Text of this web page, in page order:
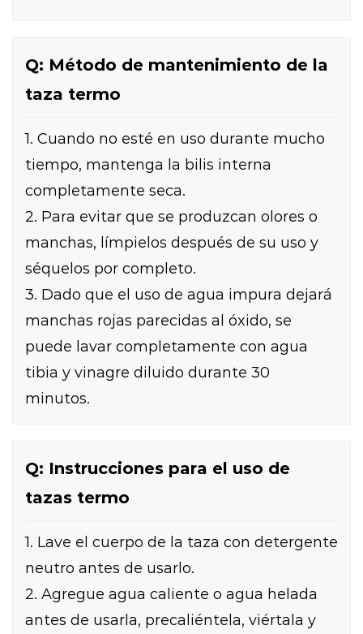
Q: Método de mantenimiento de la
taza termo
1. Cuando no esté en uso durante mucho
tiempo, mantenga la bilis interna
completamente seca.
2. Para evitar que se produzcan olores o
manchas, límpielos después de su uso y
séquelos por completo.
3. Dado que el uso de agua impura dejará
manchas rojas parecidas al óxido, se
puede lavar completamente con agua
tibia y vinagre diluido durante 30
minutos.
Q: Instrucciones para el uso de
tazas termo
1. Lave el cuerpo de la taza con detergente
neutro antes de usarlo.
2. Agregue agua caliente o agua helada
antes de usarla, precaliéntela, viértala y